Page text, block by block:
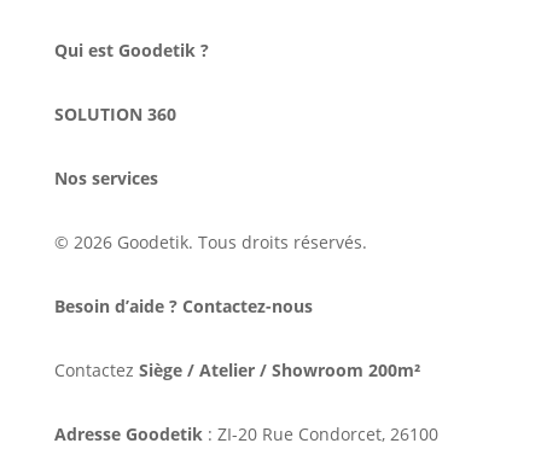
Qui est Goodetik ?
SOLUTION 360
Nos services
© 2026 Goodetik. Tous droits réservés.
Besoin d’aide ? Contactez-nous
Contactez Siège / Atelier / Showroom 200m²
Adresse Goodetik: ZI-20 Rue Condorcet, 26100